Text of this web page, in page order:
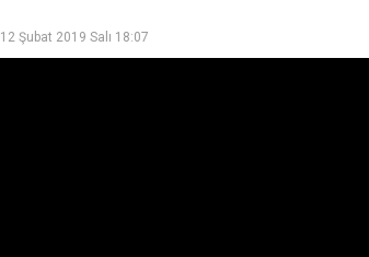
12 Şubat 2019 Salı 18:07